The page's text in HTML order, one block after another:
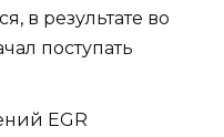
в результате во
поступать
EGR